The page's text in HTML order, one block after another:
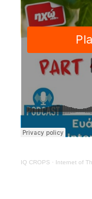
IQ CROPS · Internet of